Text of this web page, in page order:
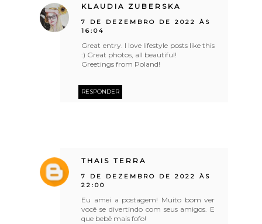
KLAUDIA ZUBERSKA
7 DE DEZEMBRO DE 2022 ÀS
16:04
Great entry. I love lifestyle posts like this
:) Great photos, all beautiful!
Greetings from Poland!
RESPONDER
THAIS TERRA
7 DE DEZEMBRO DE 2022 ÀS
22:00
Eu amei a postagem! Muito bom ver
você se divertindo com seus amigos. E
que bebê mais fofo!